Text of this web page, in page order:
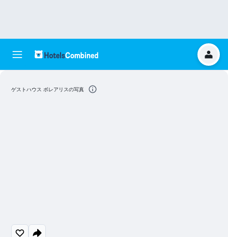
ゲストハウス ボレアリスの写真